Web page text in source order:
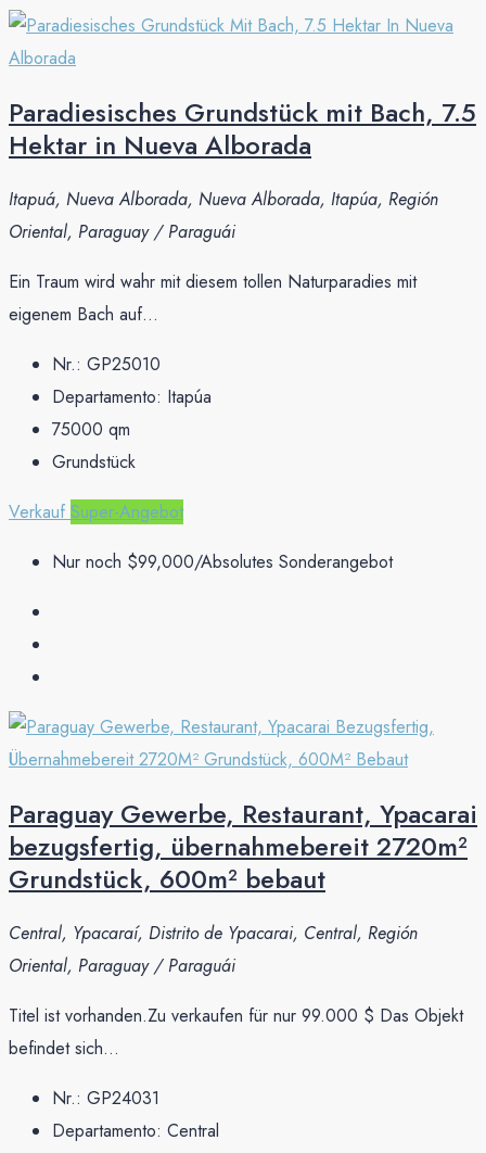
Paradiesisches Grundstück mit Bach, 7.5
Hektar in Nueva Alborada
Itapuá, Nueva Alborada, Nueva Alborada, Itapúa, Región
Oriental, Paraguay / Paraguái
Ein Traum wird wahr mit diesem tollen Naturparadies mit
eigenem Bach auf...
Nr.: GP25010
Departamento: Itapúa
75000 qm
Grundstück
Verkauf Super-Angebot
Nur noch $99,000/Absolutes Sonderangebot
Paraguay Gewerbe, Restaurant, Ypacarai
bezugsfertig, übernahmebereit 2720m²
Grundstück, 600m² bebaut
Central, Ypacaraí, Distrito de Ypacarai, Central, Región
Oriental, Paraguay / Paraguái
Titel ist vorhanden.Zu verkaufen für nur 99.000 $ Das Objekt
befindet sich...
Nr.: GP24031
Departamento: Central